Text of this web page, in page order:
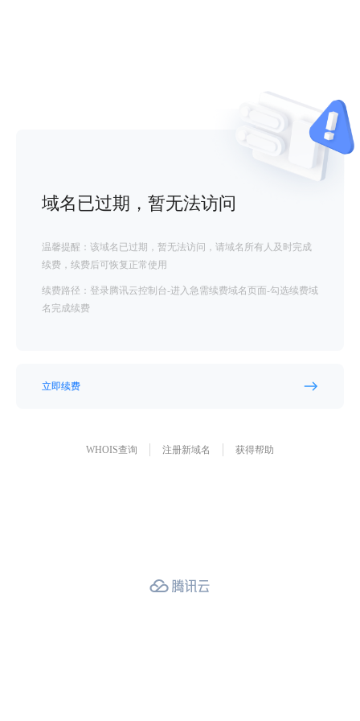
域名已过期，暂无法访问
温馨提醒：该域名已过期，暂无法访问，请域名所有人及时完成
续费，续费后可恢复正常使用
续费路径：登录腾讯云控制台-进入急需续费域名页面-勾选续费域
名完成续费
立即续费
WHOIS查询 注册新域名 获得帮助